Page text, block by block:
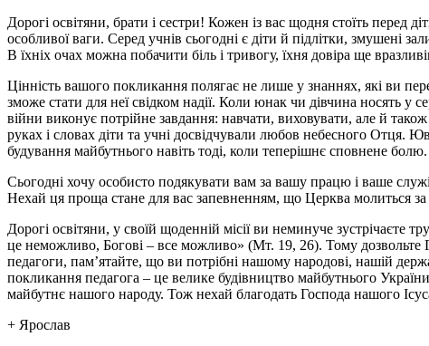
Дорогі освітяни, брати і сестри! Кожен із вас щодня стоїть
особливої ваги. Серед учнів сьогодні є діти й підлітки, змушені
В їхніх очах можна побачити біль і тривогу, їхня довіра ще
Цінність вашого покликання полягає не лише у знаннях, які ви
зможе стати для неї свідком надії. Коли юнак чи дівчина носять у
війни виконує потрійне завдання: навчати, виховувати, але й
руках і словах діти та учні досвідчували любов небесного
будування майбутнього навіть тоді, коли теперішнє сповнене болю.
Сьогодні хочу особисто подякувати вам за вашу працю і ваше
Нехай ця проща стане для вас запевненням, що Церква молиться
Дорогі освітяни, у своїй щоденній місії ви неминуче
це неможливо, Богові – все можливо» (Мт. 19, 26). Тому дозвольте
педагоги, пам’ятайте, що ви потрібні нашому народові, нашій
покликання педагога – це велике будівництво майбутнього
майбутнє нашого народу. Тож нехай благодать Господа нашого
+ Ярослав